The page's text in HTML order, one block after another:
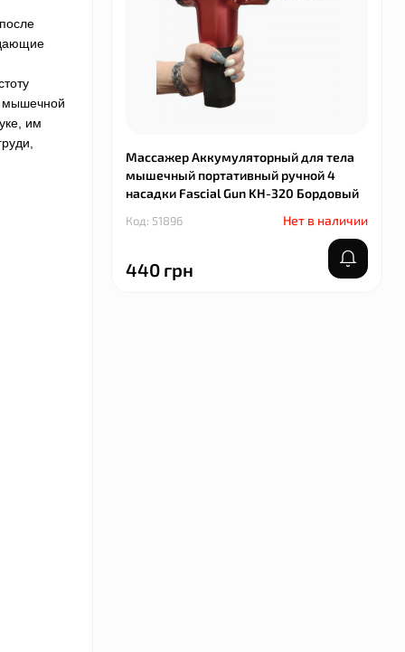
мышечной
им
Массажер Аккумуляторный для тела
мышечный портативный ручной 4
насадки Fascial Gun KH-320 Бордовый
Код: 51896 Нет в наличии
440 грн